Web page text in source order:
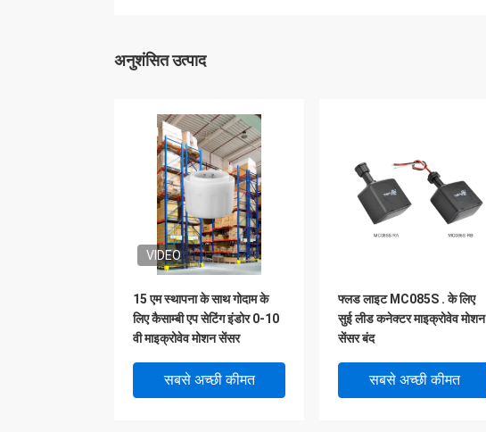
अनुशंसित उत्पाद
VIDEO
15 एम स्थापना के साथ गोदाम के
लिए कैसाम्बी एप सेटिंग इंडोर 0-10
वी माइक्रोवेव मोशन सेंसर
सबसे अच्छी कीमत
फ्लड लाइट MC085S . के लिए
सुई लीड कनेक्टर माइक्रोवेव मोशन
सेंसर बंद
सबसे अच्छी कीमत